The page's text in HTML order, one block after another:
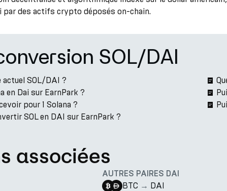
des actifs crypto déposés on-chain.
SOL/DAI
actuel SOL/DAI ?
en Dai sur EarnPark ?
pour 1 Solana ?
SOL en DAI sur EarnPark ?
associées
AUTRES PAIRES DAI
BTC → DAI